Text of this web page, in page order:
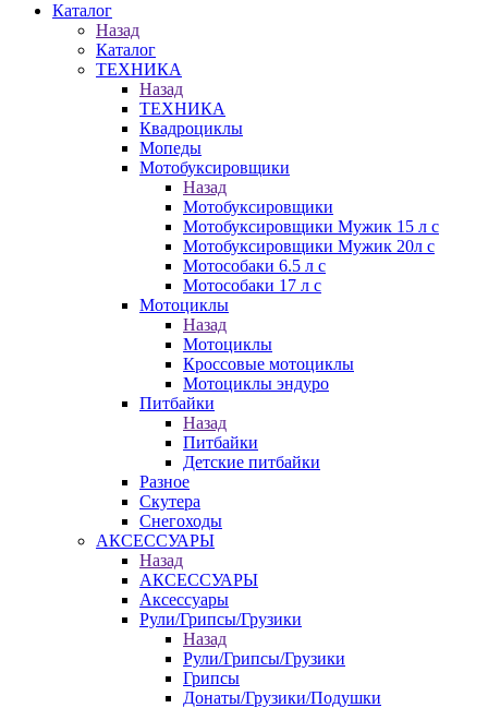
Каталог
Назад
Каталог
ТЕХНИКА
Назад
ТЕХНИКА
Квадроциклы
Мопеды
Мотобуксировщики
Назад
Мотобуксировщики
Мотобуксировщики Мужик 15 л с
Мотобуксировщики Мужик 20л с
Мотособаки 6.5 л с
Мотособаки 17 л с
Мотоциклы
Назад
Мотоциклы
Кроссовые мотоциклы
Мотоциклы эндуро
Питбайки
Назад
Питбайки
Детские питбайки
Разное
Скутера
Снегоходы
АКСЕССУАРЫ
Назад
АКСЕССУАРЫ
Аксессуары
Рули/Грипсы/Грузики
Назад
Рули/Грипсы/Грузики
Грипсы
Донаты/Грузики/Подушки